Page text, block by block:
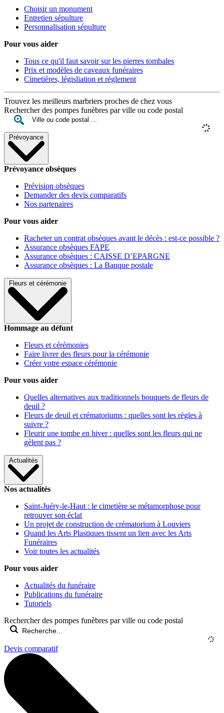
Choisir un monument
Entretien sépulture
Personnalisation sépulture
Pour vous aider
Tous ce qu'il faut savoir sur les pierres tombales
Prix et modèles de caveaux funéraires
Cimetières, législiation et réglement
Trouvez les meilleurs marbriers proches de chez vous
Rechercher des pompes funèbres par ville ou code postal
Prévoyance
Prévoyance obsèques
Prévision obsèques
Demander des devis comparatifs
Nos partenaires
Pour vous aider
Racheter un contrat obsèques avant le décès : est-ce possible ?
Assurance obsèques FAPE
Assurance obsèques : CAISSE D’EPARGNE
Assurance obsèques : La Banque postale
Fleurs et cérémonie
Hommage au défunt
Fleurs et cérémonies
Faire livrer des fleurs pour la cérémonie
Créer votre espace cérémonie
Pour vous aider
Quelles alternatives aux traditionnels bouquets de fleurs de
deuil ?
Fleurs de deuil et crématoriums : quelles sont les règles à
suivre ?
Fleurir une tombe en hiver : quelles sont les fleurs qui ne
gèlent pas ?
Actualités
Nos actualités
Saint-Juéry-le-Haut : le cimetière se métamorphose pour
retrouver son éclat
Un projet de construction de crématorium à Louviers
Quand les Arts Plastiques tissent un lien avec les Arts
Funéraires
Voir toutes les actualités
Pour vous aider
Actualités du funéraire
Publications du funéraire
Tutoriels
Rechercher des pompes funèbres par ville ou code postal
Devis comparatif